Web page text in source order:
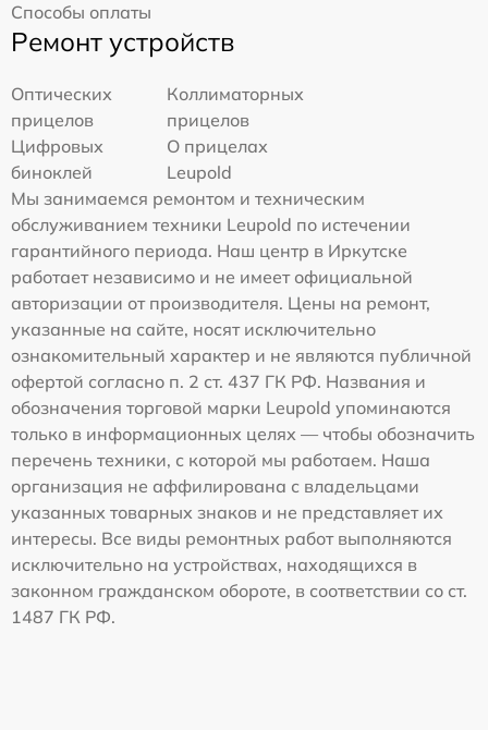
Способы оплаты
Ремонт устройств
Оптических
прицелов
Коллиматорных
прицелов
Цифровых
биноклей
О прицелах
Leupold
Мы занимаемся ремонтом и техническим
обслуживанием техники Leupold по истечении
гарантийного периода. Наш центр в Иркутске
работает независимо и не имеет официальной
авторизации от производителя. Цены на ремонт,
указанные на сайте, носят исключительно
ознакомительный характер и не являются публичной
офертой согласно п. 2 ст. 437 ГК РФ. Названия и
обозначения торговой марки Leupold упоминаются
только в информационных целях — чтобы обозначить
перечень техники, с которой мы работаем. Наша
организация не аффилирована с владельцами
указанных товарных знаков и не представляет их
интересы. Все виды ремонтных работ выполняются
исключительно на устройствах, находящихся в
законном гражданском обороте, в соответствии со ст.
1487 ГК РФ.